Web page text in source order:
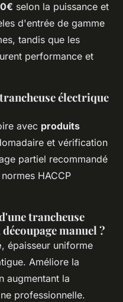
selon la puissance et
d'entrée de gamme
tandis que les
performance et
électrique
avec produits
et vérification
partiel recommandé
HACCP
trancheuse
manuel ?
, épaisseur uniforme
Améliore la
augmentant la
professionnelle.